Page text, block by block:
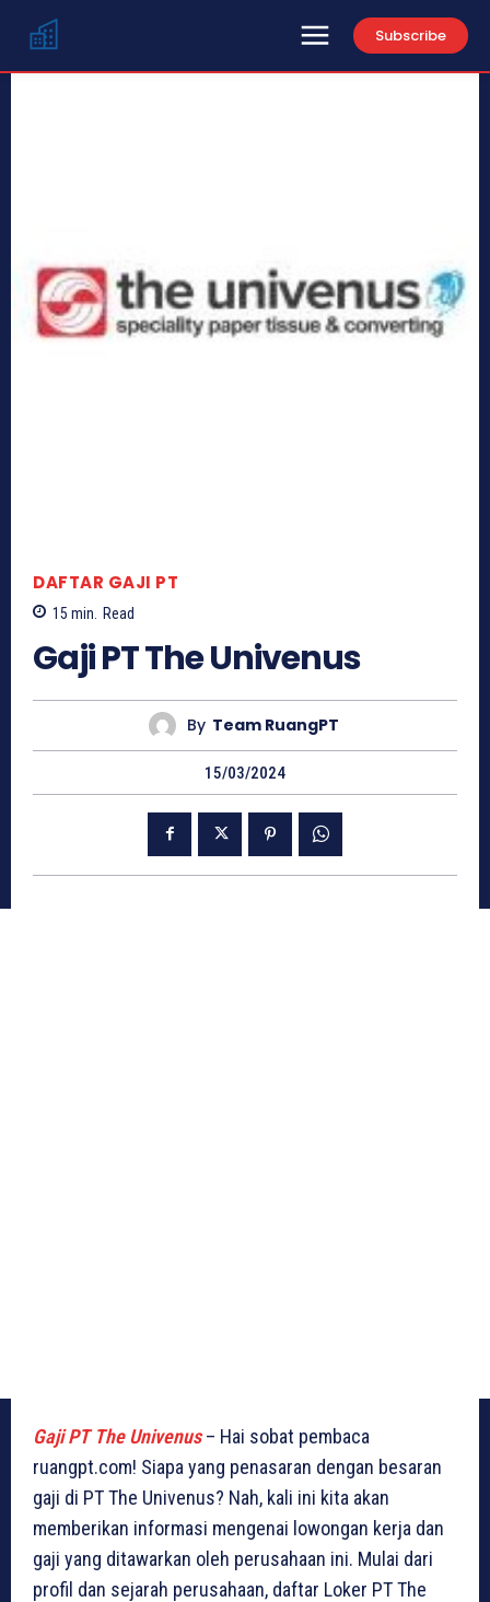
Subscribe
DAFTAR GAJI PT
15 min. Read
Gaji PT The Univenus
By Team RuangPT
15/03/2024
Gaji PT The Univenus– Hai sobat pembaca
ruangpt.com! Siapa yang penasaran dengan besaran
gaji di PT The Univenus? Nah, kali ini kita akan
memberikan informasi mengenai lowongan kerja dan
gaji yang ditawarkan oleh perusahaan ini. Mulai dari
profil dan sejarah perusahaan, daftar Loker PT The